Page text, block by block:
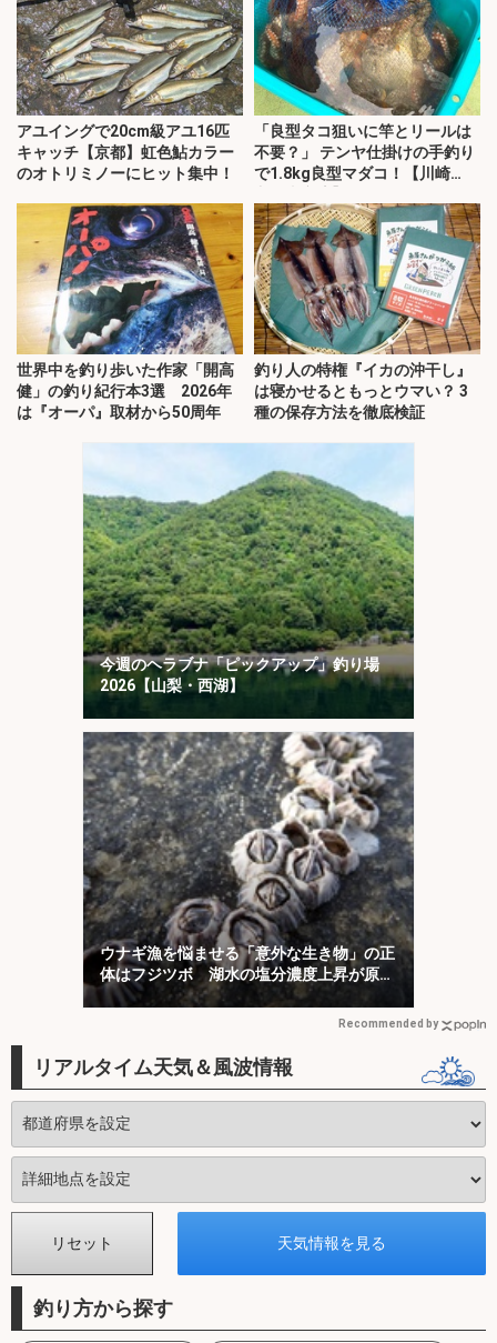
アユイングで20cm級アユ16匹
キャッチ【京都】虹色鮎カラー
のオトリミノーにヒット集中！
「良型タコ狙いに竿とリールは
不要？」 テンヤ仕掛けの手釣り
で1.8kg良型マダコ！【川崎
世界中を釣り歩いた作家「開高
健」の釣り紀行本3選 2026年
は『オーパ』取材から50周年
釣り人の特権『イカの沖干し』
は寝かせるともっとウマい？ 3
種の保存方法を徹底検証
今週のヘラブナ「ピックアップ」釣り場
2026【山梨・西湖】
ウナギ漁を悩ませる「意外な生き物」の正
体はフジツボ 湖水の塩分濃度上昇が原因
か
Recommended by
リアルタイム天気＆風波情報
釣り方から探す